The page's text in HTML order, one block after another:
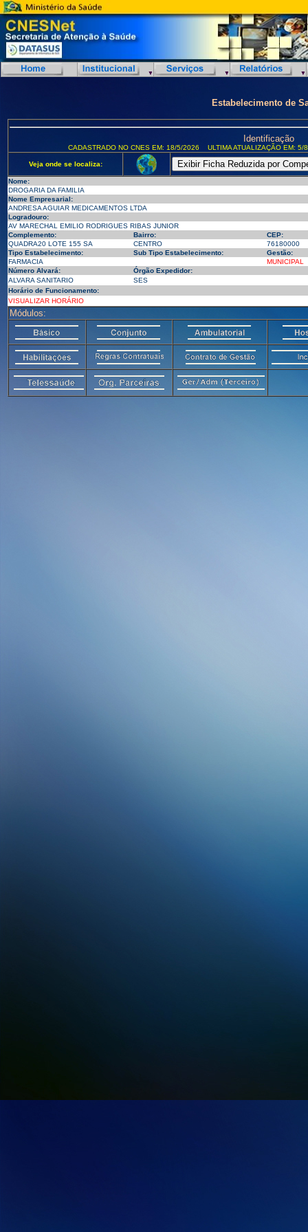
Estabelecimento de
Identificação
CADASTRADO NO CNES EM: 18/5/2026 ULTIMA ATUALIZAÇÃO EM:
Veja onde se localiza:
Nome:
DROGARIA DA FAMILIA
Nome Empresarial:
ANDRESA AGUIAR MEDICAMENTOS LTDA
Logradouro:
AV MARECHAL EMILIO RODRIGUES RIBAS JUNIOR
Complemento:
Bairro:
CEP:
QUADRA20 LOTE 155 SA
CENTRO
76180000
Tipo Estabelecimento:
Sub Tipo Estabelecimento:
Gestão:
FARMACIA
MUNICIPAL
Número Alvará:
Órgão Expedidor:
ALVARA SANITARIO
SES
Horário de Funcionamento:
VISUALIZAR HORÁRIO
Módulos: